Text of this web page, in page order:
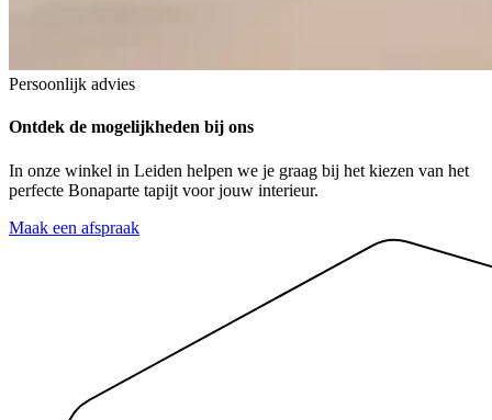
Persoonlijk advies
Ontdek de mogelijkheden bij ons
In onze winkel in Leiden helpen we je graag bij het kiezen van het
perfecte Bonaparte tapijt voor jouw interieur.
Maak een afspraak